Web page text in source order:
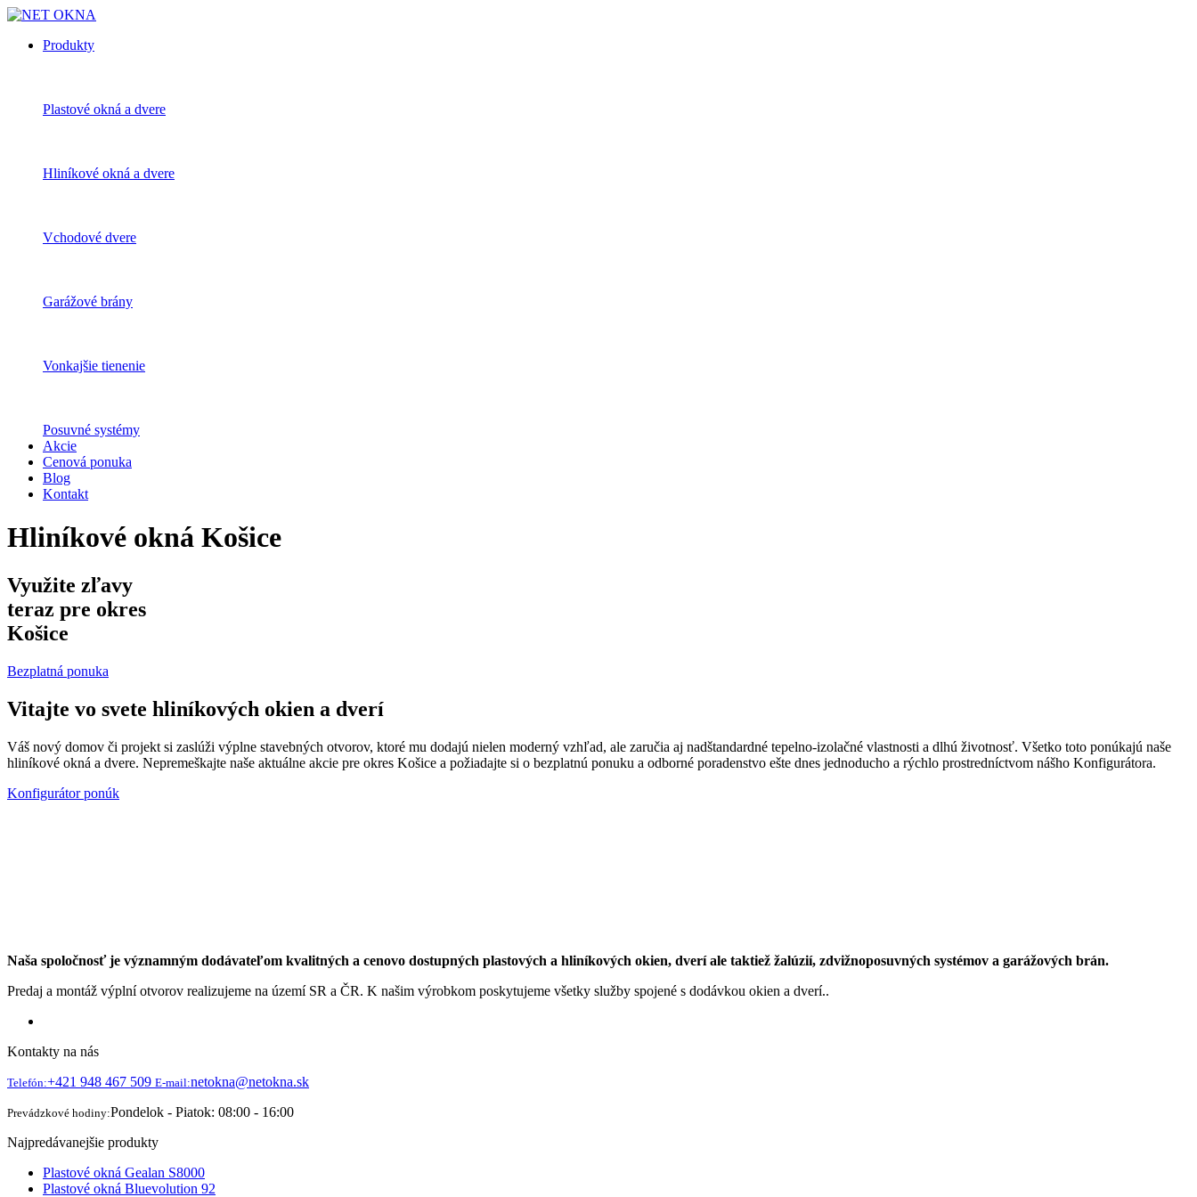
Produkty
Plastové okná a dvere
Hliníkové okná a dvere
Vchodové dvere
Garážové brány
Vonkajšie tienenie
Posuvné systémy
Akcie
Cenová ponuka
Blog
Kontakt
Hliníkové okná Košice
Využite zľavy
teraz pre okres
Košice
Bezplatná ponuka
Vitajte vo svete hliníkových okien a dverí
Váš nový domov či projekt si zaslúži výplne stavebných otvorov, ktoré mu dodajú nielen moderný vzhľad, ale zaručia aj nadštandardné tepelno-izolačné vlastnosti a dlhú životnosť. Všetko toto ponúkajú naše
hliníkové okná a dvere. Nepremeškajte naše aktuálne akcie pre okres Košice a požiadajte si o bezplatnú ponuku a odborné poradenstvo ešte dnes jednoducho a rýchlo prostredníctvom nášho Konfigurátora.
Konfigurátor ponúk
Naša spoločnosť je významným dodávateľom kvalitných a cenovo dostupných plastových a hliníkových okien, dverí ale taktiež žalúzií, zdvižnoposuvných systémov a garážových brán.
Predaj a montáž výplní otvorov realizujeme na území SR a ČR. K našim výrobkom poskytujeme všetky služby spojené s dodávkou okien a dverí..
Kontakty na nás
Telefón:+421 948 467 509 E-mail:netokna@netokna.sk
Prevádzkové hodiny:Pondelok - Piatok: 08:00 - 16:00
Najpredávanejšie produkty
Plastové okná Gealan S8000
Plastové okná Bluevolution 92